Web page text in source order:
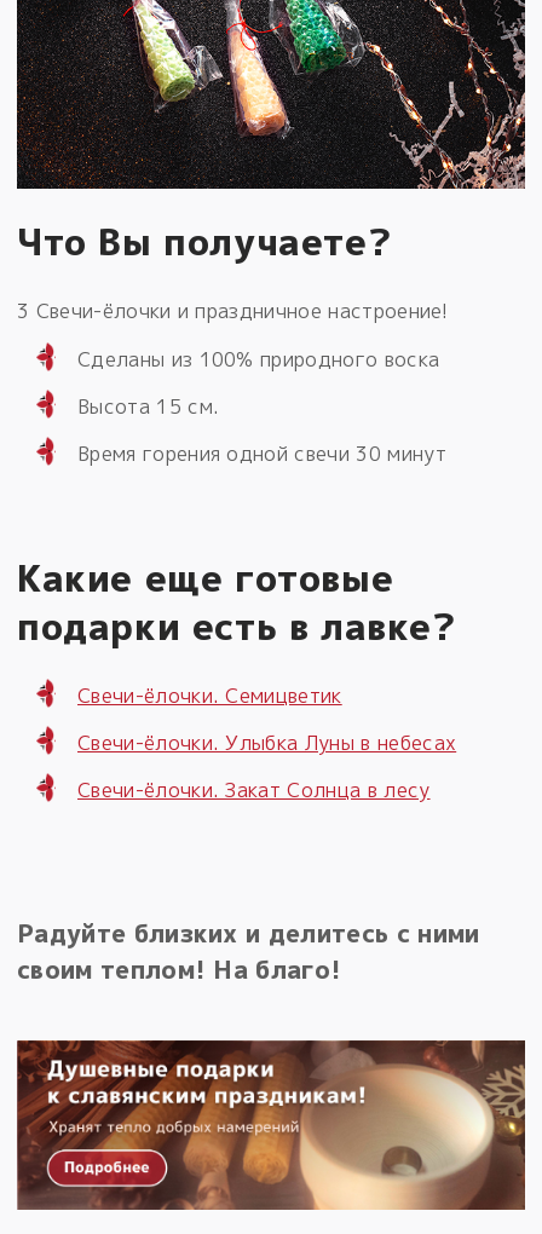
Что Вы получаете?
3 Свечи-ёлочки и праздничное настроение!
Сделаны из 100% природного воска
Высота 15 см.
Время горения одной свечи 30 минут
Какие еще готовые
подарки есть в лавке?
Свечи-ёлочки. Семицветик
Свечи-ёлочки. Улыбка Луны в небесах
Свечи-ёлочки. Закат Солнца в лесу
Радуйте близких и делитесь с ними
своим теплом! На благо!